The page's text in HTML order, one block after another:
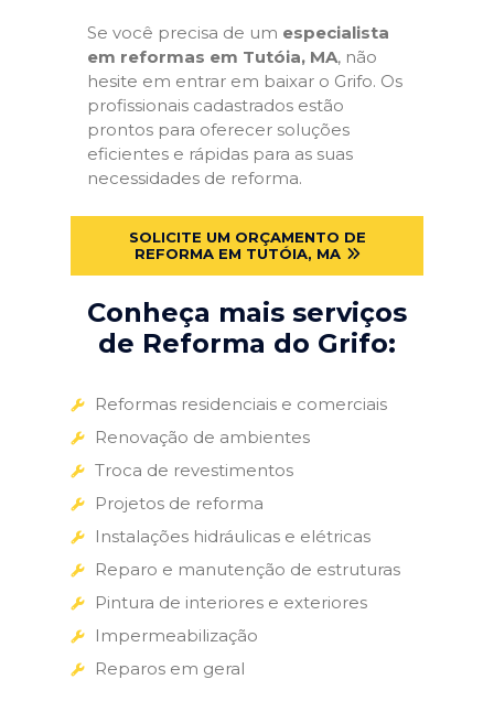
Se você precisa de um especialista
em reformas em Tutóia, MA, não
hesite em entrar em baixar o Grifo. Os
profissionais cadastrados estão
prontos para oferecer soluções
eficientes e rápidas para as suas
necessidades de reforma.
SOLICITE UM ORÇAMENTO DE
REFORMA EM TUTÓIA, MA
Conheça mais serviços
de Reforma do Grifo:
Reformas residenciais e comerciais
Renovação de ambientes
Troca de revestimentos
Projetos de reforma
Instalações hidráulicas e elétricas
Reparo e manutenção de estruturas
Pintura de interiores e exteriores
Impermeabilização
Reparos em geral